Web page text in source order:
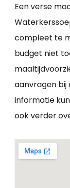
Een verse
compleet te
budget niet
aanvragen bij
informatie
ook verder